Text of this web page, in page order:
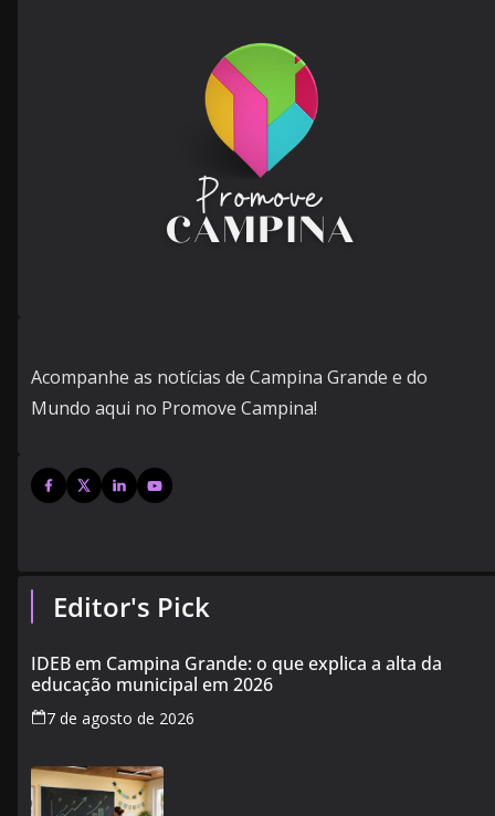
Acompanhe as notícias de Campina Grande e do
Mundo aqui no Promove Campina!
Editor's Pick
IDEB em Campina Grande: o que explica a alta da
educação municipal em 2026
7 de agosto de 2026